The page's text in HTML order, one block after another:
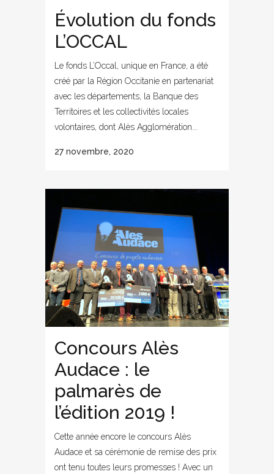
Évolution du fonds
L’OCCAL
Le fonds L’Occal, unique en France, a été
créé par la Région Occitanie en partenariat
avec les départements, la Banque des
Territoires et les collectivités locales
volontaires, dont Alès Agglomération...
27 novembre, 2020
Concours Alès
Audace : le
palmarès de
l’édition 2019 !
Cette année encore le concours Alès
Audace et sa cérémonie de remise des prix
ont tenu toutes leurs promesses ! Avec un